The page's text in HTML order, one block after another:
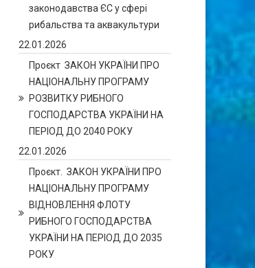
законодавства ЄС у сфері
рибальства та аквакультури
22.01.2026
Проєкт ЗАКОН УКРАЇНИ ПРО
НАЦІОНАЛЬНУ ПРОГРАМУ
РОЗВИТКУ РИБНОГО
ГОСПОДАРСТВА УКРАЇНИ НА
ПЕРІОД ДО 2040 РОКУ
22.01.2026
Проєкт. ЗАКОН УКРАЇНИ ПРО
НАЦІОНАЛЬНУ ПРОГРАМУ
ВІДНОВЛЕННЯ ФЛОТУ
РИБНОГО ГОСПОДАРСТВА
УКРАЇНИ НА ПЕРІОД ДО 2035
РОКУ